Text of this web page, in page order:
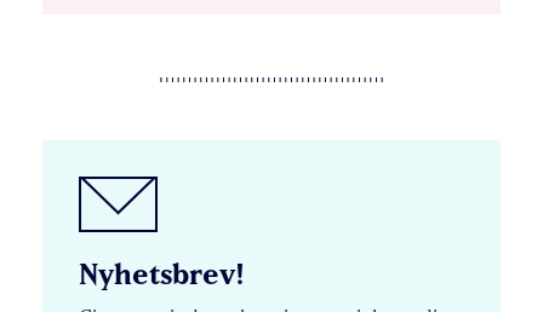
Nyhetsbrev!